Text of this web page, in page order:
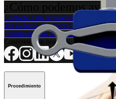
¿Cómo podemos
Contacte a un representante
Ver eventos, laboratorios y
Regístrese para recibir: ¿Qué hay de
Conéctese con nosotros
Procedimiento